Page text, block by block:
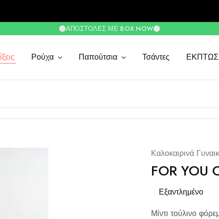
ΑΠΟΣΤΟΛΈΣ ΜΕ BOX NOW
Ρούχα Παπούτσια Τσάντες
Καλοκαιρινά
FOR YOU
Εξαντλημένο
Μίντι τούλινο